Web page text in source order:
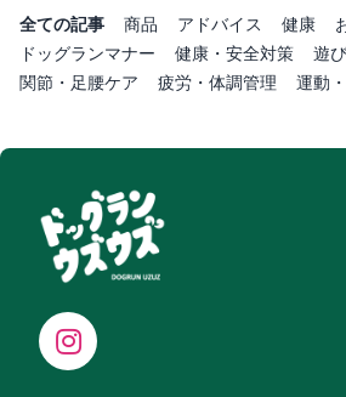
全ての記事 商品 アドバイス 健康
ドッグランマナー
健康・安全対策 遊
関節・足腰ケア
疲労・体調管理 運動